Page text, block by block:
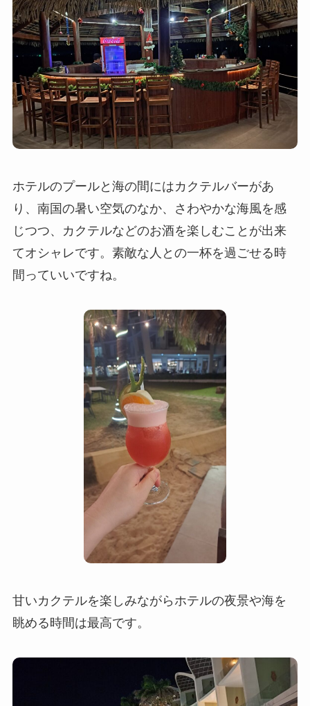
ホテルのプールと海の間にはカクテルバーがあ
り、南国の暑い空気のなか、さわやかな海風を感
じつつ、カクテルなどのお酒を楽しむことが出来
てオシャレです。素敵な人との一杯を過ごせる時
間っていいですね。
甘いカクテルを楽しみながらホテルの夜景や海を
眺める時間は最高です。